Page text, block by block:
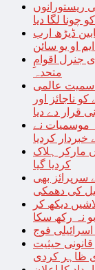
ریستورانوں
کو چونا لگا دیا
ڈیڑھ ارب
او یو سائن
جنرل اقوامِ
متحدہ
سمیت عالمی
ناجائز اور
قرار دے دیا
موسمیات نے
خبردار کردیا
کو گولیاں مارکر ہلاک
کردیا گیا
سرپرائز بھی
کی دھمکی
دیکھ کر
نہ رکھ سکا
فوج
حیثیت
ظاہر کردی